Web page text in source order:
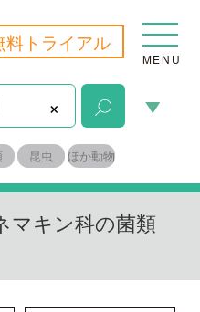
ライアル
MENU
×
ほか動物
ン科の菌類